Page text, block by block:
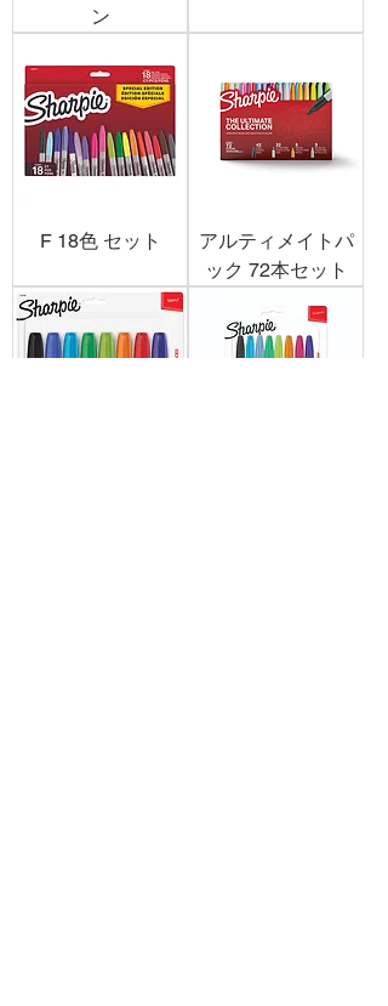
ン
F 18色 セット
アルティメイトパ
ック 72本セット